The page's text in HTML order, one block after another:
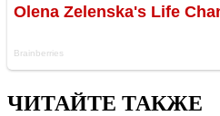
ЧИТАЙТЕ ТАКЖЕ